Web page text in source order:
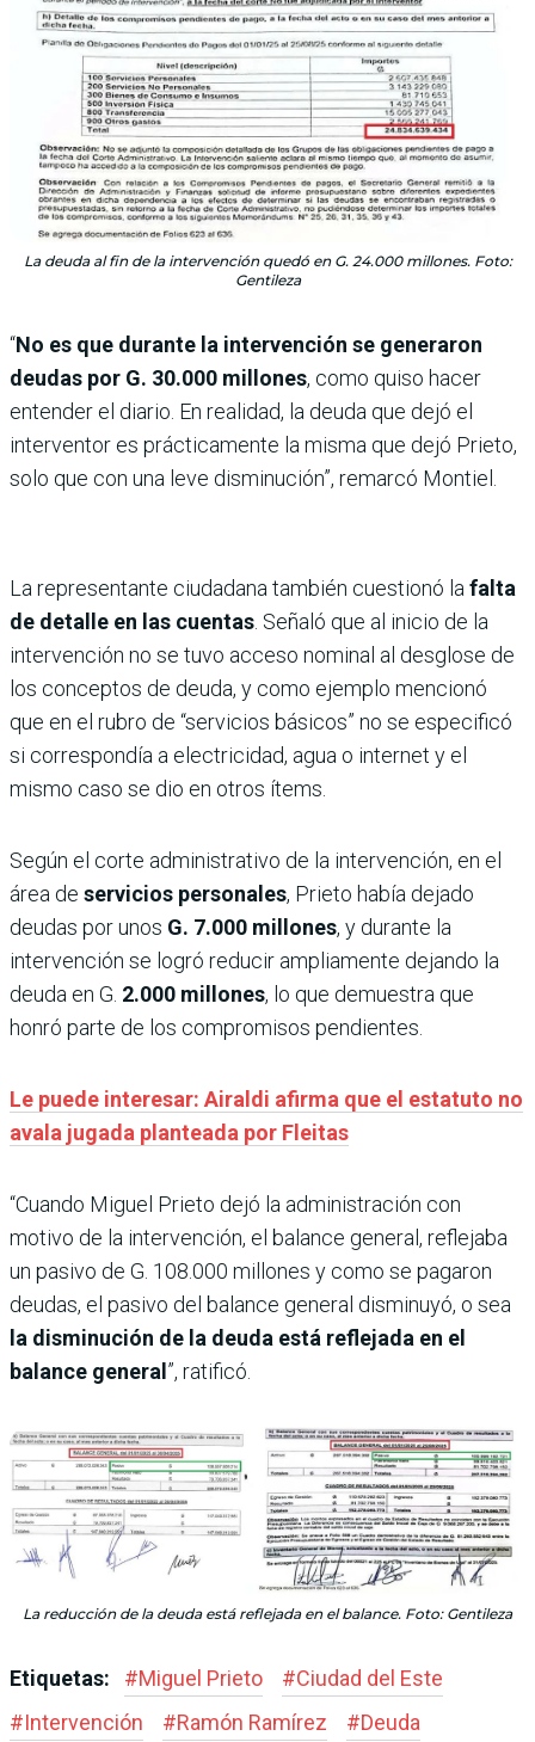
La deuda al fin de la intervención quedó en G. 24.000 millones. Foto:
Gentileza
“No es que durante la intervención se generaron
deudas por G. 30.000 millones, como quiso hacer
entender el diario. En realidad, la deuda que dejó el
interventor es prácticamente la misma que dejó Prieto,
solo que con una leve disminución”, remarcó Montiel.
La representante ciudadana también cuestionó la falta
de detalle en las cuentas . Señaló que al inicio de la
intervención no se tuvo acceso nominal al desglose de
los conceptos de deuda, y como ejemplo mencionó
que en el rubro de “servicios básicos” no se especificó
si correspondía a electricidad, agua o internet y el
mismo caso se dio en otros ítems.
Según el corte administrativo de la intervención, en el
área de servicios personales, Prieto había dejado
deudas por unos G. 7.000 millones, y durante la
intervención se logró reducir ampliamente dejando la
deuda en G. 2.000 millones, lo que demuestra que
honró parte de los compromisos pendientes.
Le puede interesar: Airaldi afirma que el estatuto no
avala jugada planteada por Fleitas
“Cuando Miguel Prieto dejó la administración con
motivo de la intervención, el balance general, reflejaba
un pasivo de G. 108.000 millones y como se pagaron
deudas, el pasivo del balance general disminuyó, o sea
la disminución de la deuda está reflejada en el
balance general”, ratificó.
La reducción de la deuda está reflejada en el balance. Foto: Gentileza
Etiquetas: #Miguel Prieto #Ciudad del Este
#Intervención #Ramón Ramírez #Deuda